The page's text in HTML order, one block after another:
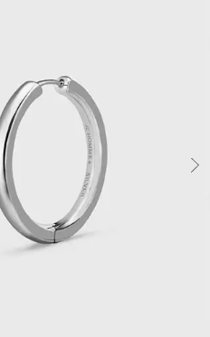
#エタニティ
４℃ HOMME+
すべてのジュエリー